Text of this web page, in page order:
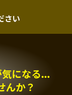
さい
になる...
んか？